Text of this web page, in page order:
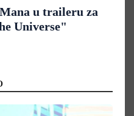
u traileru za
Universe"